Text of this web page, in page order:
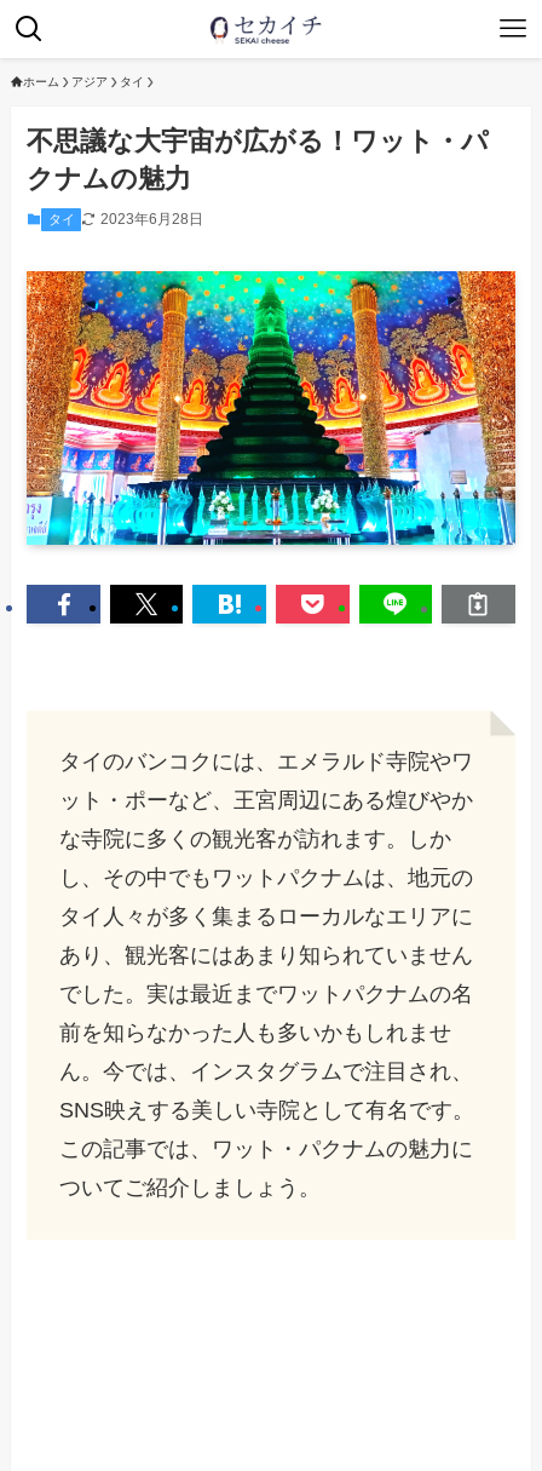
ホーム アジア タイ
不思議な大宇宙が広がる！ワット・パ
クナムの魅力
タイ 2023年6月28日
タイのバンコクには、エメラルド寺院やワ
ット・ポーなど、王宮周辺にある煌びやか
な寺院に多くの観光客が訪れます。しか
し、その中でもワットパクナムは、地元の
タイ人々が多く集まるローカルなエリアに
あり、観光客にはあまり知られていません
でした。実は最近までワットパクナムの名
前を知らなかった人も多いかもしれませ
ん。今では、インスタグラムで注目され、
SNS映えする美しい寺院として有名です。
この記事では、ワット・パクナムの魅力に
ついてご紹介しましょう。